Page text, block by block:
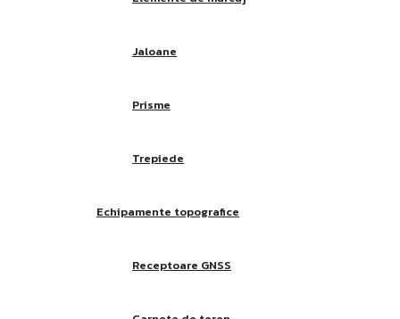
Jaloane
Prisme
Trepiede
Echipamente topografice
Receptoare GNSS